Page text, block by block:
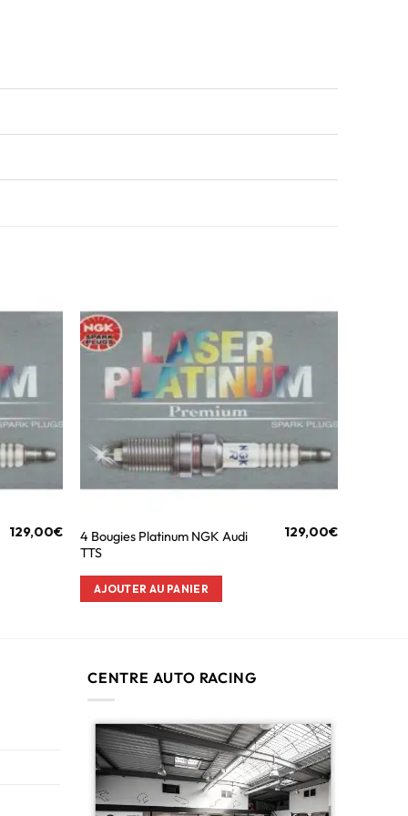
129,00€
4 Bougies Platinum NGK Audi
TTS
129,00€
AJOUTER AU PANIER
CENTRE AUTO RACING